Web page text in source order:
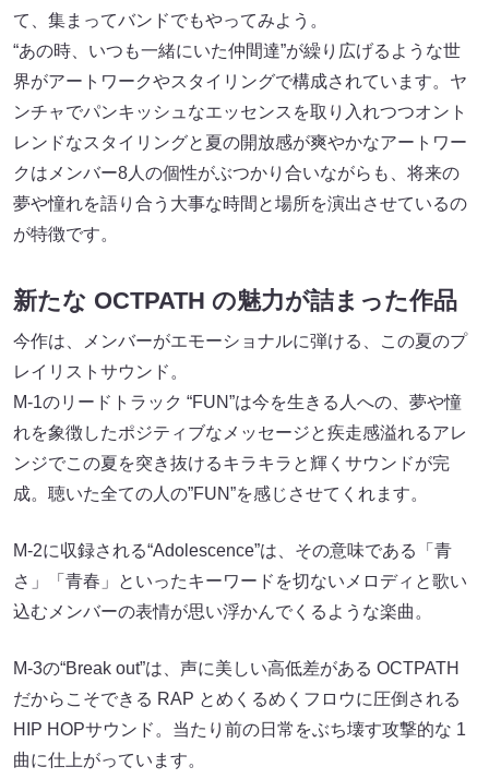
て、集まってバンドでもやってみよう。
“あの時、いつも⼀緒にいた仲間達”が繰り広げるような世
界がアートワークやスタイリングで構成されています。ヤ
ンチャでパンキッシュなエッセンスを取り⼊れつつオント
レンドなスタイリングと夏の開放感が爽やかなアートワー
クはメンバー8⼈の個性がぶつかり合いながらも、将来の
夢や憧れを語り合う⼤事な時間と場所を演出させているの
が特徴です。
新たな OCTPATH の魅⼒が詰まった作品
今作は、メンバーがエモーショナルに弾ける、この夏のプ
レイリストサウンド。
M-1のリードトラック “FUN”は今を⽣きる⼈への、夢や憧
れを象徴したポジティブなメッセージと疾⾛感溢れるアレ
ンジでこの夏を突き抜けるキラキラと輝くサウンドが完
成。聴いた全ての⼈の”FUN”を感じさせてくれます。
M-2に収録される“Adolescence”は、その意味である「⻘
さ」「⻘春」といったキーワードを切ないメロディと歌い
込むメンバーの表情が思い浮かんでくるような楽曲。
M-3の“Break out”は、声に美しい⾼低差がある OCTPATH
だからこそできる RAP とめくるめくフロウに圧倒される
HIP HOPサウンド。当たり前の⽇常をぶち壊す攻撃的な 1
曲に仕上がっています。